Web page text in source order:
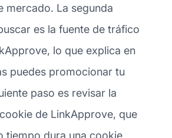
mercado. La segunda
es la fuente de tráfico
lo que explica en
puedes promocionar tu
paso es revisar la
de LinkApprove, que
tiempo dura una cookie